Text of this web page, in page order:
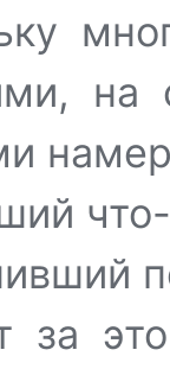
на
за